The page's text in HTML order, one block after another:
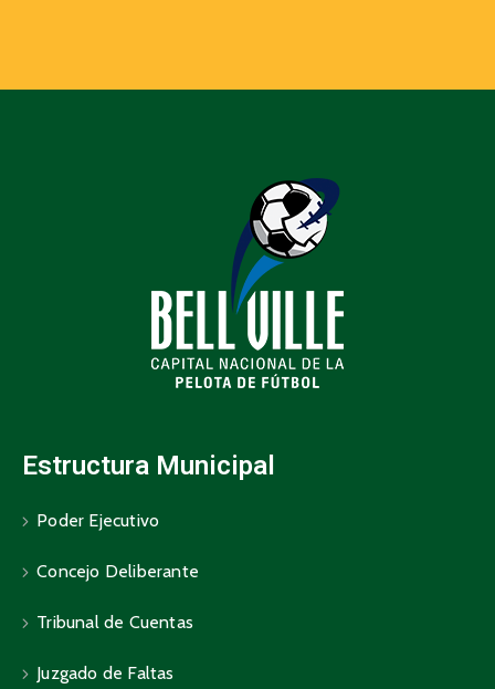
Estructura Municipal
Poder Ejecutivo
Concejo Deliberante
Tribunal de Cuentas
Juzgado de Faltas